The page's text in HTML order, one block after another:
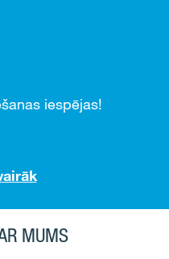
iespējas!
MUMS